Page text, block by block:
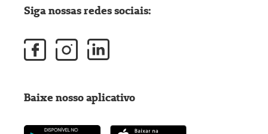
Siga nossas redes sociais:
Baixe nosso aplicativo